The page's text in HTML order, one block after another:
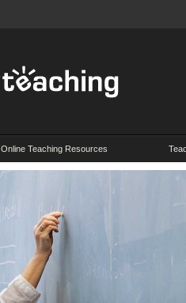
Online Teaching Resources